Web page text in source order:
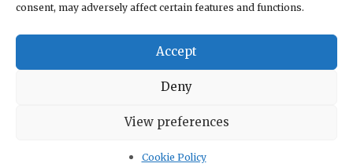
consent, may adversely affect certain features and functions.
Accept
Deny
View preferences
Cookie Policy